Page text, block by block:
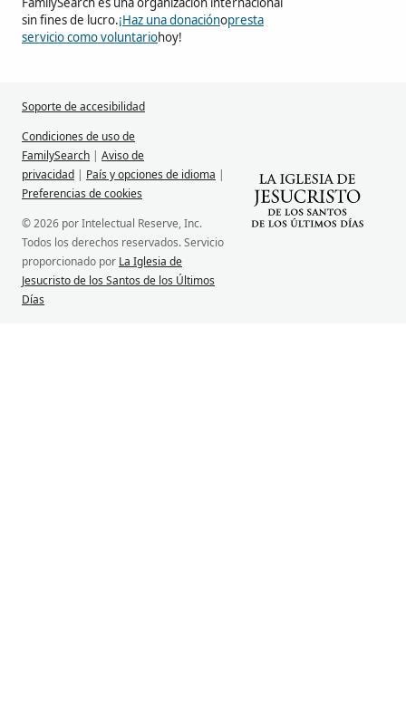
sin fines de lucro.¡Haz una donaciónopresta
servicio como voluntariohoy!
Soporte de accesibilidad
Condiciones de uso de
FamilySearch | Aviso de
privacidad | País y opciones de idioma |
Preferencias de cookies
© 2026 por Intelectual Reserve, Inc.
Todos los derechos reservados. Servicio
proporcionado por La Iglesia de
Jesucristo de los Santos de los Últimos
Días